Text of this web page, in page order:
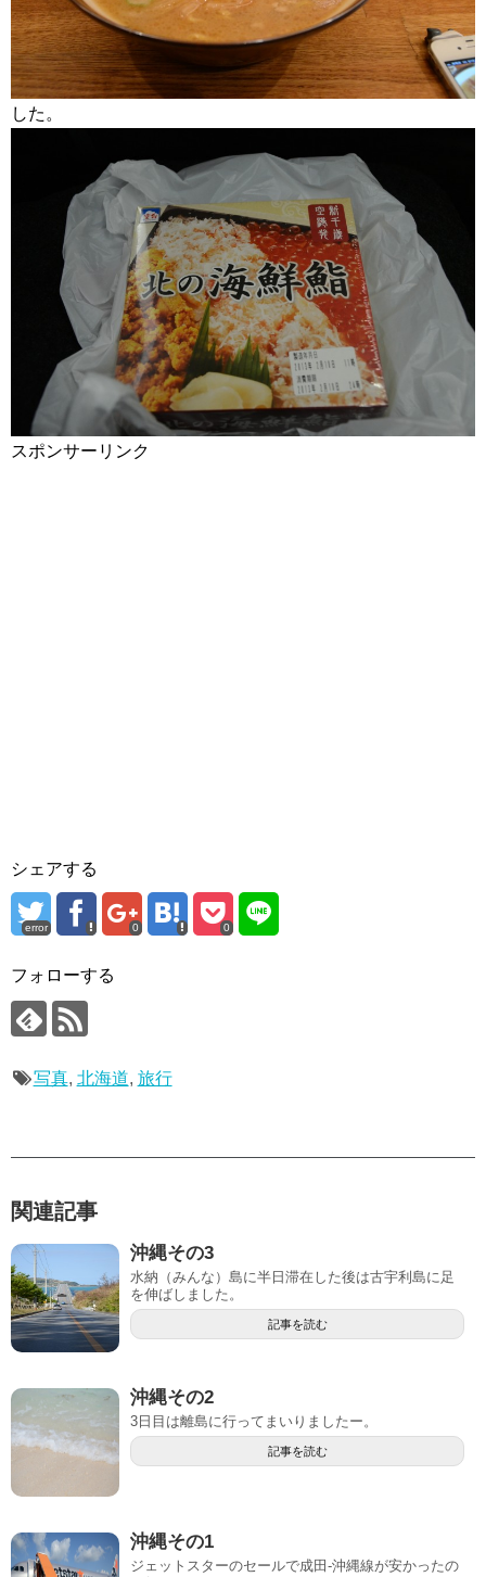
した。
スポンサーリンク
シェアする
error 0 0
フォローする
写真, 北海道, 旅行
関連記事
沖縄その3
水納（みんな）島に半日滞在した後は古宇利島に足
を伸ばしました。
記事を読む
沖縄その2
3日目は離島に行ってまいりましたー。
記事を読む
沖縄その1
ジェットスターのセールで成田-沖縄線が安かったの